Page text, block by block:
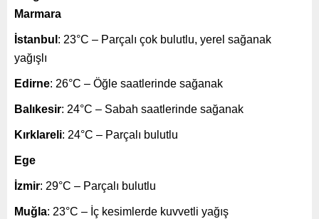
Marmara
İstanbul : 23°C – Parçalı çok bulutlu, yerel sağanak
yağışlı
Edirne: 26°C – Öğle saatlerinde sağanak
Balıkesir: 24°C – Sabah saatlerinde sağanak
Kırklareli: 24°C – Parçalı bulutlu
Ege
İzmir: 29°C – Parçalı bulutlu
Muğla: 23°C – İç kesimlerde kuvvetli yağış